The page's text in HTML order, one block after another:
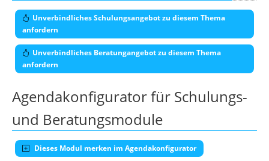
Unverbindliches Schulungsangebot zu diesem Thema
anfordern
Unverbindliches Beratungangebot zu diesem Thema
anfordern
Agendakonfigurator für Schulungs-
und Beratungsmodule
Dieses Modul merken im Agendakonfigurator